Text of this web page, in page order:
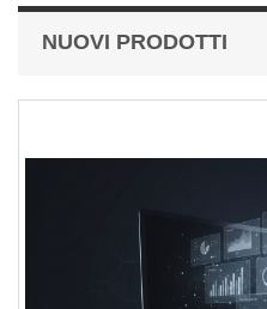
NUOVI PRODOTTI